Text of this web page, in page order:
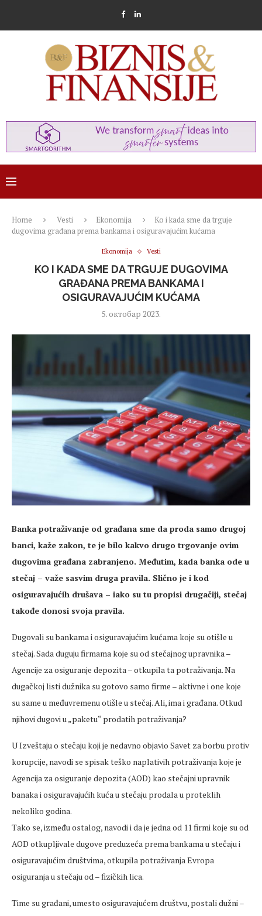
Home Vesti Ekonomija
Ko i kada sme da trguje
dugovima građana prema bankama i osiguravajućim kućama
Ekonomija Vesti
KO I KADA SME DA TRGUJE DUGOVIMA
GRAĐANA PREMA BANKAMA I
OSIGURAVAJUĆIM KUĆAMA
5. октобар 2023.
Banka potraživanje od građana sme da proda samo drugoj
banci, kaže zakon, te je bilo kakvo drugo trgovanje ovim
dugovima građana zabranjeno. Međutim, kada banka ode u
stečaj – važe sasvim druga pravila. Slično je i kod
osiguravajućih drušava – iako su tu propisi drugačiji, stečaj
takođe donosi svoja pravila.
Dugovali su bankama i osiguravajućim kućama koje su otišle u
stečaj. Sada duguju firmama koje su od stečajnog upravnika –
Agencije za osiguranje depozita – otkupila ta potraživanja. Na
dugačkoj listi dužnika su gotovo samo firme – aktivne i one koje
su same u međuvremenu otišle u stečaj. Ali, ima i građana. Otkud
njihovi dugovi u „paketu“ prodatih potraživanja?
U Izveštaju o stečaju koji je nedavno objavio Savet za borbu protiv
korupcije, navodi se spisak teško naplativih potraživanja koje je
Agencija za osiguranje depozita (AOD) kao stečajni upravnik
banaka i osiguravajućih kuća u stečaju prodala u proteklih
nekoliko godina.
Tako se, između ostalog, navodi i da je jedna od 11 firmi koje su od
AOD otkupljivale dugove preduzeća prema bankama u stečaju i
osiguravajućim društvima, otkupila potraživanja Evropa
osiguranja u stečaju od – fizičkih lica.
Time su građani, umesto osiguravajućem društvu, postali dužni –